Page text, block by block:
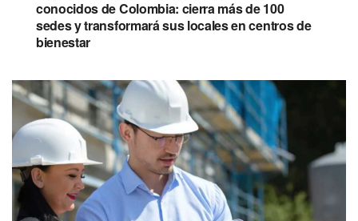
conocidos de Colombia: cierra más de 100
sedes y transformará sus locales en centros de
bienestar